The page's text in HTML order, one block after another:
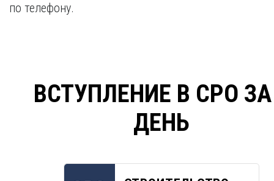
по телефону.
ВСТУПЛЕНИЕ В СРО
ДЕНЬ